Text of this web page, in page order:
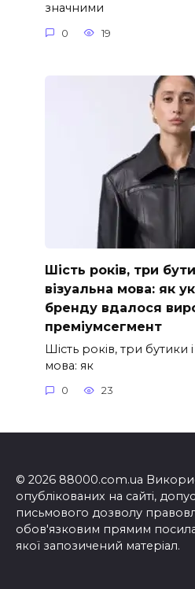
значними
0 19
Шість років, три
візуальна мова: як
бренду вдалося
преміумсегмент
Шість років, три бутики
мова: як
0 23
© 2026 88000.com.ua
опублікованих на сайті,
письмового дозволу
обов'язковим прямим
якої запозичений матеріал.